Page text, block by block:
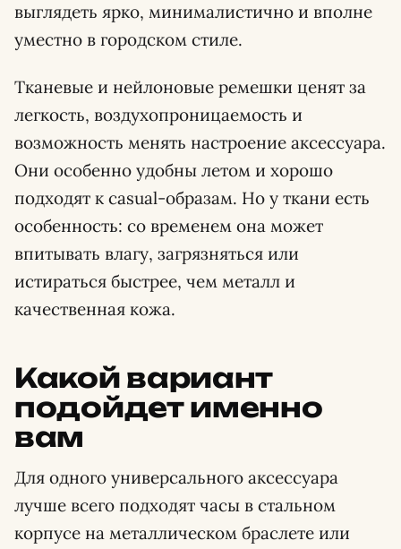
выглядеть ярко, минималистично и вполне
уместно в городском стиле.
Тканевые и нейлоновые ремешки ценят за
легкость, воздухопроницаемость и
возможность менять настроение аксессуара.
Они особенно удобны летом и хорошо
подходят к casual-образам. Но у ткани есть
особенность: со временем она может
впитывать влагу, загрязняться или
истираться быстрее, чем металл и
качественная кожа.
Какой вариант
подойдет именно
вам
Для одного универсального аксессуара
лучше всего подходят часы в стальном
корпусе на металлическом браслете или